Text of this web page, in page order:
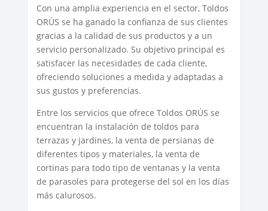
Con una amplia experiencia en el sector, Toldos
ORÚS se ha ganado la confianza de sus clientes
gracias a la calidad de sus productos y a un
servicio personalizado. Su objetivo principal es
satisfacer las necesidades de cada cliente,
ofreciendo soluciones a medida y adaptadas a
sus gustos y preferencias.
Entre los servicios que ofrece Toldos ORÚS se
encuentran la instalación de toldos para
terrazas y jardines, la venta de persianas de
diferentes tipos y materiales, la venta de
cortinas para todo tipo de ventanas y la venta
de parasoles para protegerse del sol en los días
más calurosos.